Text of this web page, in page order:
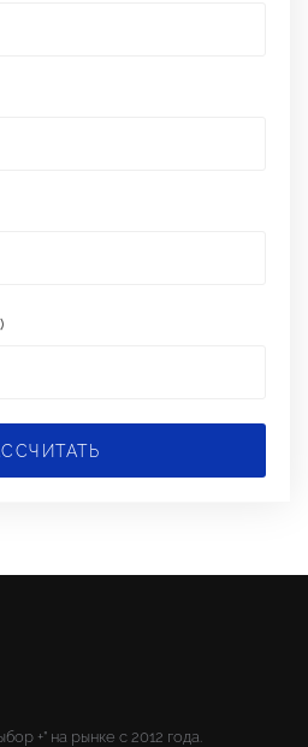
+" на рынке с 2012 года.